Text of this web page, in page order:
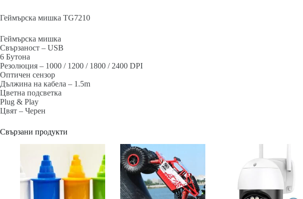
Геймърска мишка TG7210
Геймърска мишка
Свързаност – USB
6 Бутона
Резолюция – 1000 / 1200 / 1800 / 2400 DPI
Оптичен сензор
Дължина на кабела – 1.5m
Цветна подсветка
Plug & Play
Цвят – Черен
Свързани продукти